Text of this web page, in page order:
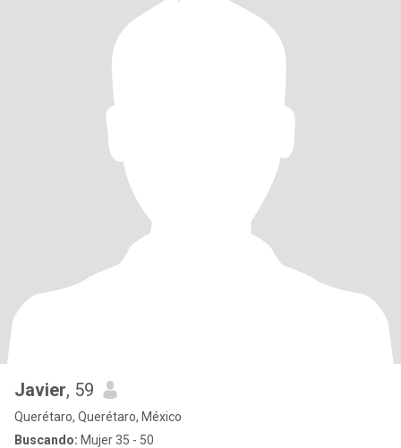
Javier, 59
Querétaro, Querétaro, México
Buscando: Mujer 35 - 50